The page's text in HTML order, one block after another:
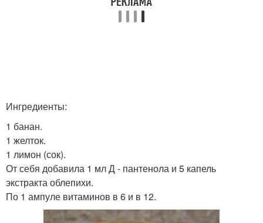
Ингредиенты:
1 банан.
1 желток.
1 лимон (сок).
От себя добавила 1 мл Д - пантенола и 5 капель
экстракта облепихи.
По 1 ампуле витаминов в 6 и в 12.